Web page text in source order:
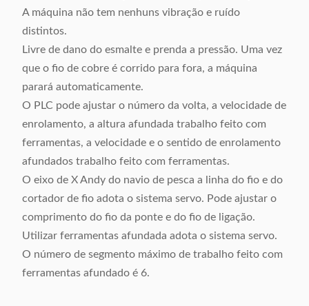
A máquina não tem nenhuns vibração e ruído
distintos.
Livre de dano do esmalte e prenda a pressão. Uma vez
que o fio de cobre é corrido para fora, a máquina
parará automaticamente.
O PLC pode ajustar o número da volta, a velocidade de
enrolamento, a altura afundada trabalho feito com
ferramentas, a velocidade e o sentido de enrolamento
afundados trabalho feito com ferramentas.
O eixo de X Andy do navio de pesca a linha do fio e do
cortador de fio adota o sistema servo. Pode ajustar o
comprimento do fio da ponte e do fio de ligação.
Utilizar ferramentas afundada adota o sistema servo.
O número de segmento máximo de trabalho feito com
ferramentas afundado é 6.